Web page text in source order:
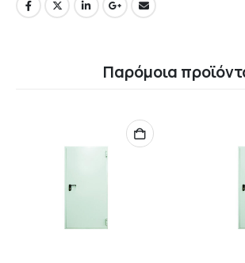
Παρόμοια